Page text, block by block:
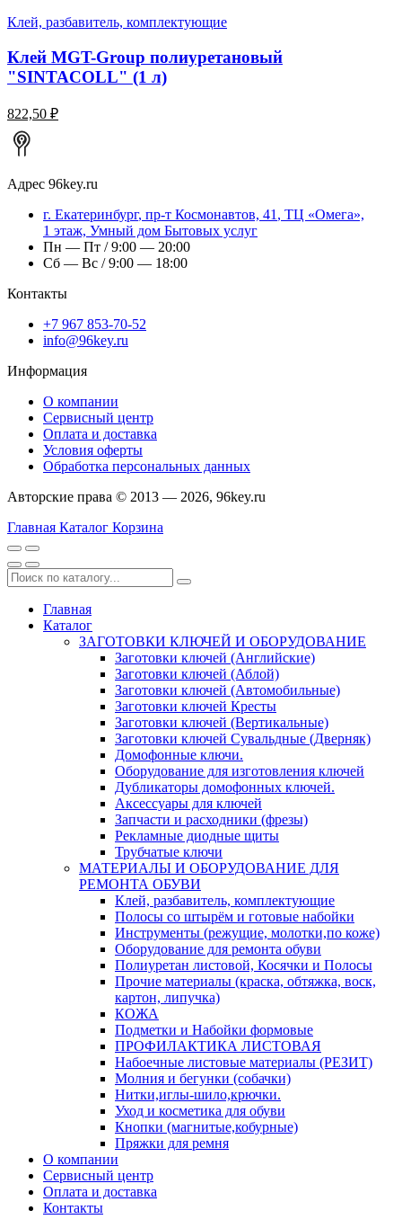
Клей, разбавитель, комплектующие
Клей MGT-Group полиуретановый
"SINTACOLL" (1 л)
822,50 ₽
Адрес 96key.ru
г. Екатеринбург, пр-т Космонавтов, 41, ТЦ «Омега»,
1 этаж, Умный дом Бытовых услуг
Пн — Пт / 9:00 — 20:00
Сб — Вс / 9:00 — 18:00
Контакты
+7 967 853-70-52
info@96key.ru
Информация
О компании
Сервисный центр
Оплата и доставка
Условия оферты
Обработка персональных данных
Авторские права © 2013 — 2026, 96key.ru
Главная Каталог Корзина
Главная
Каталог
ЗАГОТОВКИ КЛЮЧЕЙ И ОБОРУДОВАНИЕ
Заготовки ключей (Английские)
Заготовки ключей (Аблой)
Заготовки ключей (Автомобильные)
Заготовки ключей Кресты
Заготовки ключей (Вертикальные)
Заготовки ключей Сувальдные (Дверняк)
Домофонные ключи.
Оборудование для изготовления ключей
Дубликаторы домофонных ключей.
Аксессуары для ключей
Запчасти и расходники (фрезы)
Рекламные диодные щиты
Трубчатые ключи
МАТЕРИАЛЫ И ОБОРУДОВАНИЕ ДЛЯ
РЕМОНТА ОБУВИ
Клей, разбавитель, комплектующие
Полосы со штырём и готовые набойки
Инструменты (режущие, молотки,по коже)
Оборудование для ремонта обуви
Полиуретан листовой, Косячки и Полосы
Прочие материалы (краска, обтяжка, воск,
картон, липучка)
КОЖА
Подметки и Набойки формовые
ПРОФИЛАКТИКА ЛИСТОВАЯ
Набоечные листовые материалы (РЕЗИТ)
Молния и бегунки (собачки)
Нитки,иглы-шило,крючки.
Уход и косметика для обуви
Кнопки (магнитые,кобурные)
Пряжки для ремня
О компании
Сервисный центр
Оплата и доставка
Контакты